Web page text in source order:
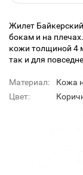
Жилет
бокам и на
кожи толщиной 4
так и для
Материал:
Кожа
Цвет: